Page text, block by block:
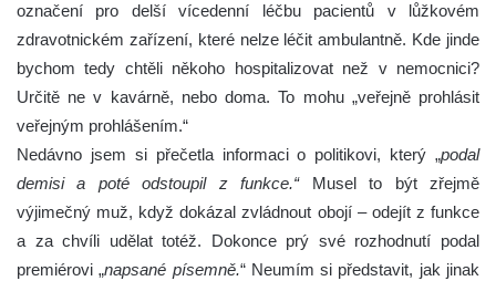
označení pro delší vícedenní léčbu pacientů v lůžkovém
zdravotnickém zařízení, které nelze léčit ambulantně. Kde jinde
bychom tedy chtěli někoho hospitalizovat než v nemocnici?
Určitě ne v kavárně, nebo doma. To mohu „veřejně prohlásit
veřejným prohlášením.“
Nedávno jsem si přečetla informaci o politikovi, který „podal
demisi a poté odstoupil z funkce.“Musel to být zřejmě
výjimečný muž, když dokázal zvládnout obojí – odejít z funkce
a za chvíli udělat totéž. Dokonce prý své rozhodnutí podal
premiérovi „napsané písemně.“ Neumím si představit, jak jinak